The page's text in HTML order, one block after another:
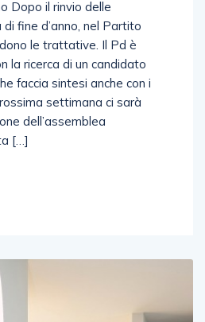
fine d’anno, nel Partito
le trattative. Il Pd è
la ricerca di un candidato
faccia sintesi anche con i
settimana ci sarà
dell’assemblea
[…]